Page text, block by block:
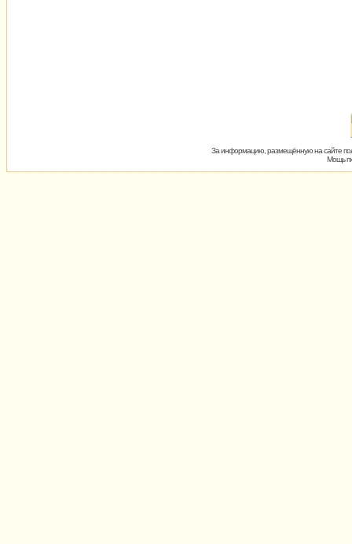
За информацию, размещённую на сайте
Мощь